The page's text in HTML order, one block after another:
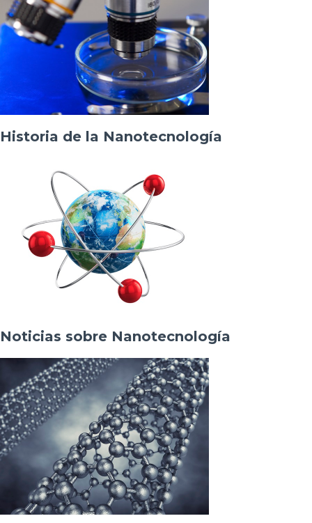
Historia de la Nanotecnología
Noticias sobre Nanotecnología